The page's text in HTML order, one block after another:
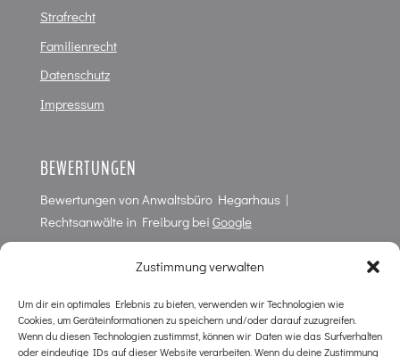
Zustimmung verwalten
Um dir ein optimales Erlebnis zu bieten, verwenden wir Technologien wie
Cookies, um Geräteinformationen zu speichern und/oder darauf zuzugreifen.
Wenn du diesen Technologien zustimmst, können wir Daten wie das Surfverhalten
oder eindeutige IDs auf dieser Website verarbeiten. Wenn du deine Zustimmung
Strafrecht
Familienrecht
Datenschutz
Impressum
BEWERTUNGEN
Bewertungen von Anwaltsbüro Hegarhaus |
Rechtsanwälte in Freiburgbei Google
KONTAKT